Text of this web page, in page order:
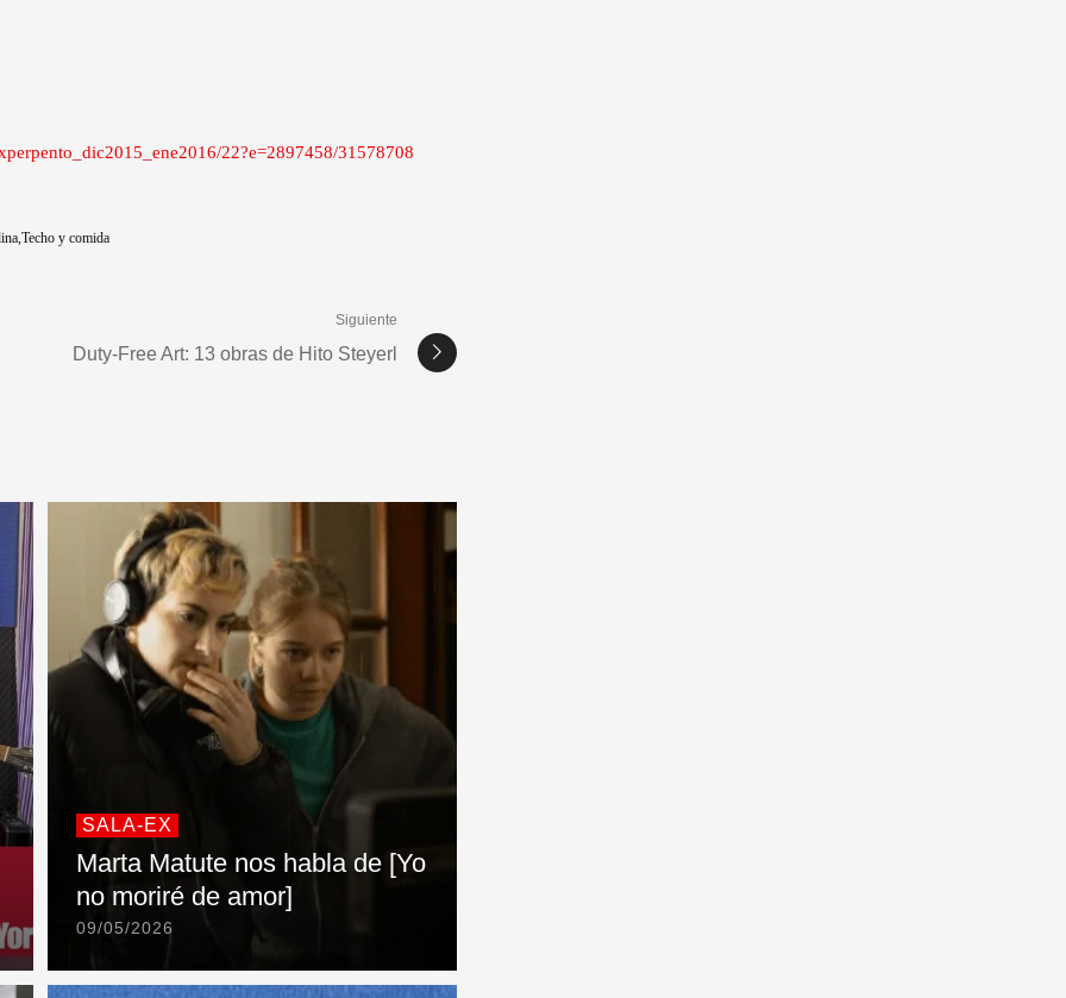
22?e=2897458/31578708
Techo y comida
Siguiente
Duty-Free Art: 13 obras de Hito Steyerl
SALA-EX
Marta Matute nos habla de [Yo
no moriré de amor]
09/05/2026